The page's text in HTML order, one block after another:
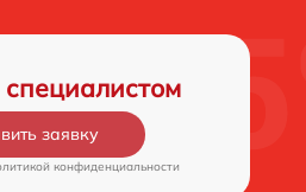
заявку
конфиденциальности